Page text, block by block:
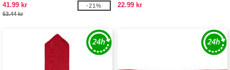
41.99 kr
53.44 kr
-21% 22.99 kr